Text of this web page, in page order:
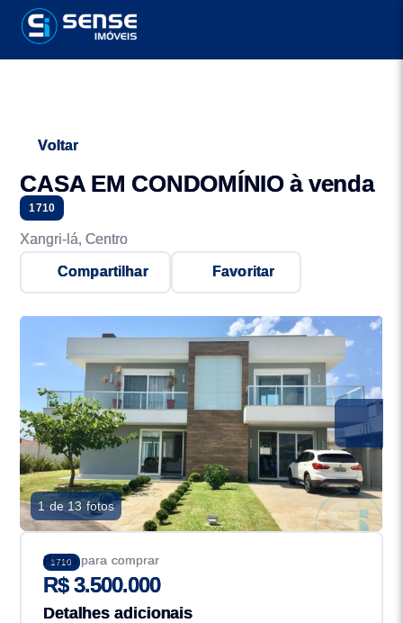
Voltar
CASA EM CONDOMÍNIO à venda
1710
Xangri-lá, Centro
Compartilhar Favoritar
1 de 13 fotos
1710
Preço para comprar
R$ 3.500.000
Detalhes adicionais